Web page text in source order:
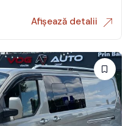
Afișează detalii